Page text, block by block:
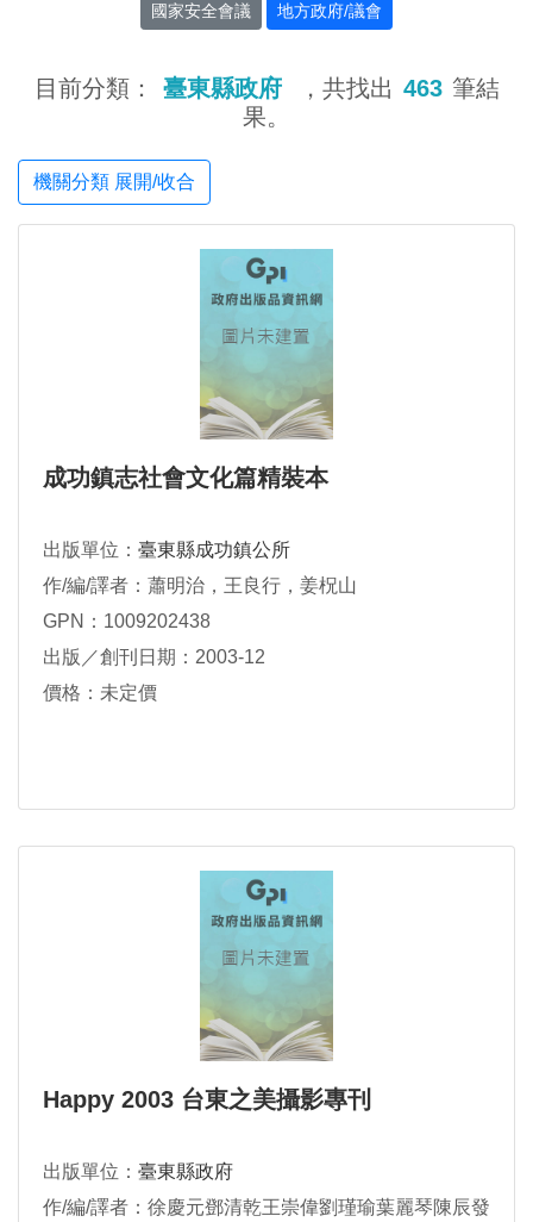
國家安全會議 地方政府/議會
目前分類： 臺東縣政府 ，共找出 463 筆結
果。
機關分類 展開/收合
成功鎮志社會文化篇精裝本
出版單位： 臺東縣成功鎮公所
作/編/譯者：蕭明治，王良行，姜柷山
GPN：1009202438
出版／創刊日期：2003-12
價格：未定價
Happy 2003 台東之美攝影專刊
出版單位： 臺東縣政府
作/編/譯者：徐慶元鄧清乾王崇偉劉瑾瑜葉麗琴陳辰發